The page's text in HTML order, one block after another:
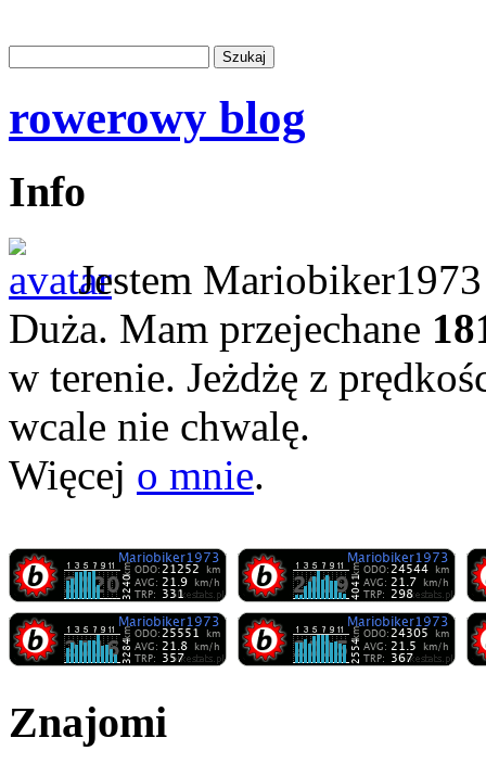
rowerowy blog
Info
Jestem
Duża. Mam przejechane
w terenie. Jeżdżę z
wcale nie chwalę.
Więcej o mnie.
Znajomi